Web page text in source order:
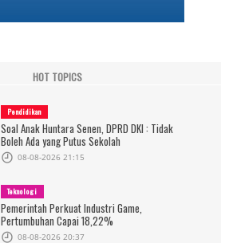
HOT TOPICS
Pendidikan
Soal Anak Huntara Senen, DPRD DKI : Tidak
Boleh Ada yang Putus Sekolah
08-08-2026 21:15
Teknologi
Pemerintah Perkuat Industri Game,
Pertumbuhan Capai 18,22%
08-08-2026 20:37